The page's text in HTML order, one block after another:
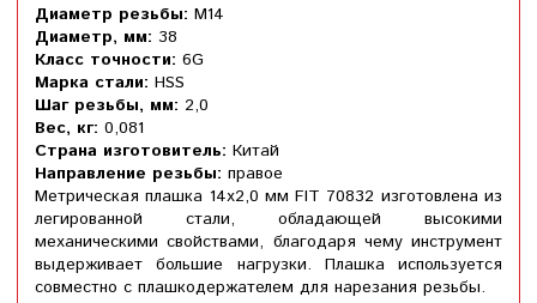
Диаметр резьбы: М14
Диаметр, мм: 38
Класс точности: 6G
Марка стали: HSS
Шаг резьбы, мм: 2,0
Вес, кг: 0,081
Страна изготовитель: Китай
Направление резьбы: правое
Метрическая плашка 14х2,0 мм FIT 70832 изготовлена из
легированной стали, обладающей высокими
механическими свойствами, благодаря чему инструмент
выдерживает большие нагрузки. Плашка используется
совместно с плашкодержателем для нарезания резьбы.